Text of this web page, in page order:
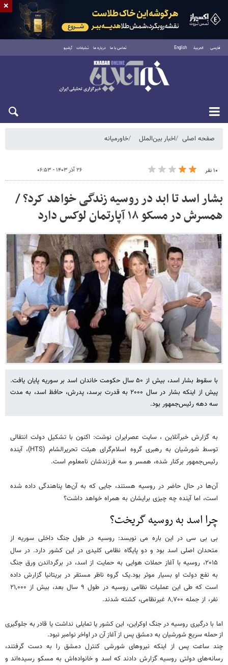
فارسی العربية English تماس با ما درباره ما تبلیغات آرشیو
شنبه ۱۷ مرداد ۱۴۰۵
صفحه اصلی اخبار بین‌الملل خاورمیانه
۱۰ نفر ۲۶ آذر ۱۴۰۳ - ۰۶:۵۳
بشار اسد تا ابد در روسیه زندگی خواهد کرد؟ /
همسرش در مسکو ۱۸ آپارتمان لوکس دارد
با سقوط بشار اسد، بیش از ۵۰ سال حکومت خاندان اسد بر سوریه پایان یافت.
پیش از اینکه بشار در سال ۲۰۰۰ به قدرت برسد، پدرش، حافظ اسد، به مدت
سه دهه رئیس‌جمهور بود.
به گزارش خبرآنلاین ، سایت عصرایران نوشت: اکنون با تشکیل دولت انتقالی
توسط شورشیان به رهبری گروه اسلام‌گرای هیئت تحریرالشام (HTS)، آینده
رئیس‌جمهور برکنار شده، همسر و سه فرزندشان نامعلوم است.
آن‌ها در حال حاضر در روسیه هستند، جایی که به آن‌ها پناهندگی داده شده
است، اما آینده چه چیزی برایشان به همراه خواهد داشت؟
چرا اسد به روسیه گریخت؟
بی بی سی در این باره می نویسد: روسیه در طول جنگ داخلی سوریه از
متحدان اصلی اسد بود و دو پایگاه نظامی کلیدی در این کشور دارد. در سال
۲۰۱۵، روسیه با آغاز حملات هوایی به حمایت از اسد، در برگرداندن ورق جنگ
به نفع دولت او بسیار موثر بود.یک گروه ناظر مستقر در بریتانیا گزارش داده
است که طی این عملیات نظامی روسیه در طول ۹ سال بعد، بیش از ۲۱,۰۰۰
نفر، از جمله ۸,۷۰۰ غیرنظامی، کشته شدند.
اما با درگیری روسیه در جنگ اوکراین، این کشور یا تمایلی نداشت یا قادر به جلوگیری
از حمله سریع شورشیان به دمشق پس از آغاز آن در اواخر نوامبر نبود.
چند ساعت پس از اینکه نیروهای شورشی کنترل دمشق را به دست گرفتند،
رسانه‌های دولتی روسیه گزارش دادند که اسد و خانواده‌اش به مسکو رسیده‌اند و
×